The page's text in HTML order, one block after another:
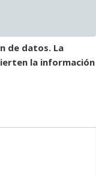
de datos. La
la información